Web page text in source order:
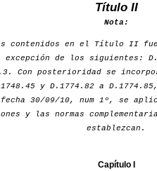
Título II
Nota:
contenidos en el Título II
de los siguientes:
Con posterioridad se
y D.1774.82 a
30/09/10, num 1º, se
y las normas
establezcan.
Capítulo I